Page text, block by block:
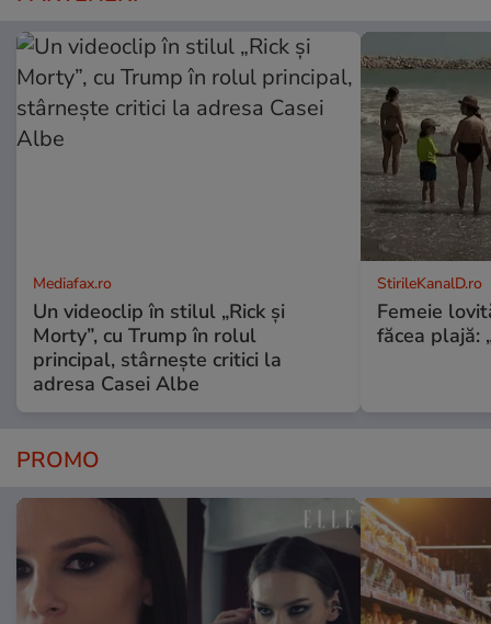
Mediafax.ro
Un videoclip în stilul „Rick și
Morty”, cu Trump în rolul
principal, stârnește critici la
adresa Casei Albe
StirileKanalD.ro
Femeie
făcea plajă:
PROMO